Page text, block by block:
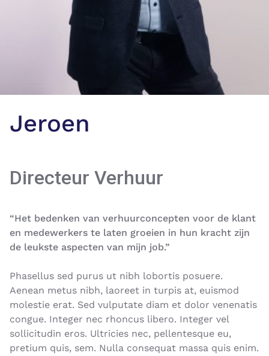
Jeroen
Directeur Verhuur
“Het bedenken van verhuurconcepten voor de klant
en medewerkers te laten groeien in hun kracht zijn
de leukste aspecten van mijn job.”
Phasellus sed purus ut nibh lobortis posuere.
Aenean metus nibh, laoreet in turpis at, euismod
molestie erat. Sed vulputate diam et dolor venenatis
congue. Integer nec rhoncus libero. Integer vel
sollicitudin eros. Ultricies nec, pellentesque eu,
pretium quis, sem. Nulla consequat massa quis enim.